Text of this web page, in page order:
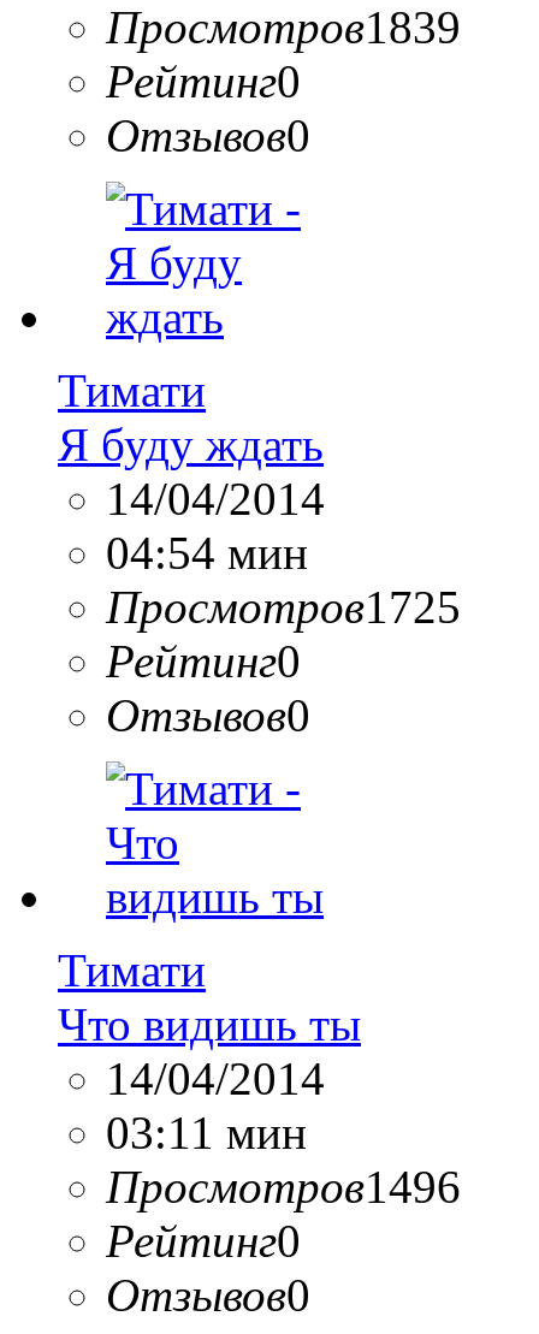
Просмотров1839
Рейтинг0
Отзывов0
Тимати
Я буду ждать
14/04/2014
04:54 мин
Просмотров1725
Рейтинг0
Отзывов0
Тимати
Что видишь ты
14/04/2014
03:11 мин
Просмотров1496
Рейтинг0
Отзывов0